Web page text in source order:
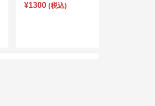
¥1300 (税込)